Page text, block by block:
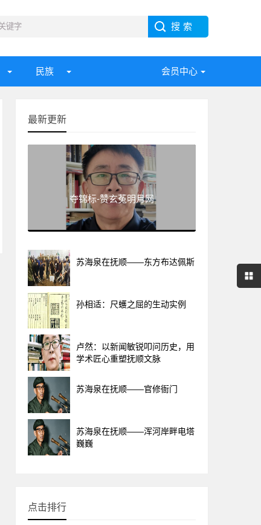
民族 会员中心
最新更新
夺锦标-赞玄菟明月网
苏海泉在抚顺——东方布达佩斯
孙相适：尺蠖之屈的生动实例
卢然：以新闻敏锐叩问历史，用
学术匠心重塑抚顺文脉
苏海泉在抚顺——官修衙门
苏海泉在抚顺——浑河岸畔电塔
巍巍
点击排行